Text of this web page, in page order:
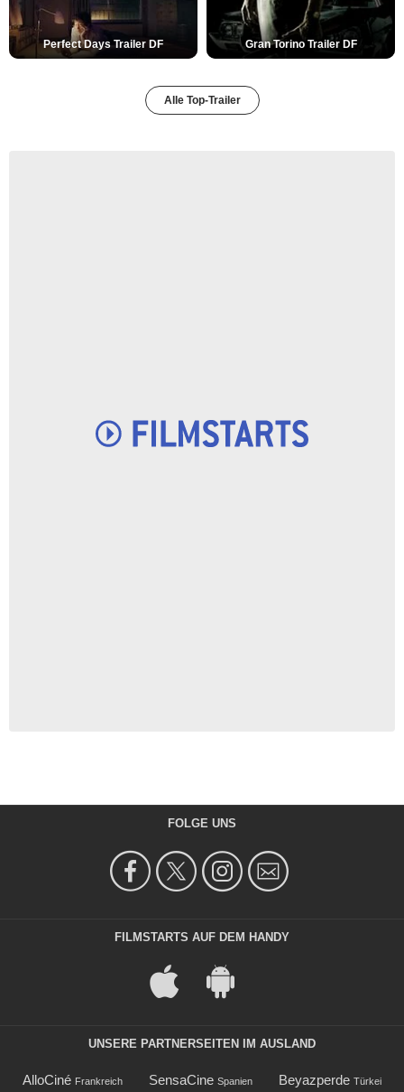
Perfect Days Trailer DF Gran Torino Trailer DF
Alle Top-Trailer
FOLGE UNS
FILMSTARTS AUF DEM HANDY
UNSERE PARTNERSEITEN IM AUSLAND
AlloCiné Frankreich SensaCine Spanien Beyazperde Türkei